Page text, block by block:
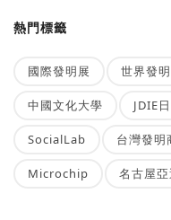
熱門標籤
國際發明展 世界發
中國文化大學 JDIE
SocialLab 台灣發明
Microchip 名古屋亞